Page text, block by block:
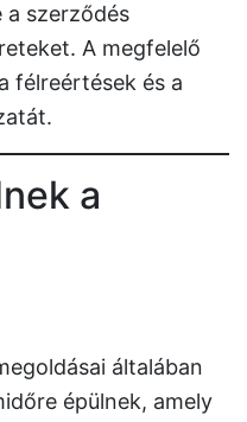
a szerződés
A megfelelő
félreértések és a
a
általában
épülnek, amely